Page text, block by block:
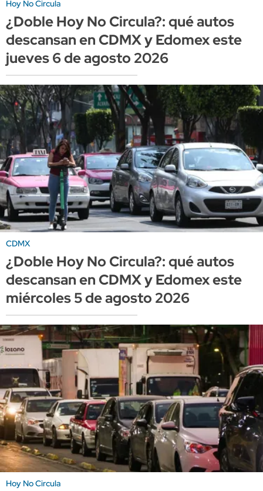
Hoy No Circula
¿Doble Hoy No Circula?: qué autos
descansan en CDMX y Edomex este
jueves 6 de agosto 2026
CDMX
¿Doble Hoy No Circula?: qué autos
descansan en CDMX y Edomex este
miércoles 5 de agosto 2026
Hoy No Circula